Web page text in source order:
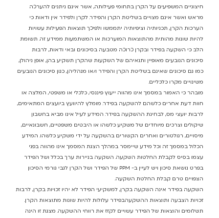
חיצוניים המשפיעים על הקרן בתחומי פעילותה, אשר אינם ניתנים להערכה
מראש ואשר אינם מצויים בשליטת הקרן והפידר. לקרן ולפידר אין ודאות כי
הערכות הקרן, תכניותיה וציפיותיה יתממשו ולפיכך תוצאות הפעילות עשויות
להיות שונות מהותית מהתוצאות המוערכות או המשתמעות ממידע זה. תשומת
הלב כי השקעה בפידר ובקרן כרוכה מטבעה בסיכונים ובאי ודאות, לרבות
סיכונים הנובעים מאופיין ותנאיהם של השקעות שהקרן תשקיע בהן, אופן ניהולן,
כמו גם סיכונים שאינם בשליטת הקרן והפידר ו/או מנהליהן, כגון סיכונים הנובעים
משינויים מקרו כלכליים.
מובהר כי האמור במסמך אינו מהווה ייעוץ פיננסי, כלכלי או משפטי, המלצה או
חוות דעת אחרים כלשהם להשקעה בפידר. מומלץ להיוועץ ביועצים המתאימים,
לרבות יועצי מס, לבחינת ההשקעה בפידר. המידע לעיל אינו מביא בחשבון
שיקולים וצרכים מיוחדים של משקיע כלשהו או היבטים משפטיים, חשבונאיים,
מיסויים, רגולטורים ואחרים הקשורים בהשקעה על ידי משקיע כלשהו. המידע
הכלול במסמך זה וכל מידע שיימסר במהלך הצגת המסמך אינו מהווה בפני
עצמו בסיס לקבלת החלטות השקעה. השקעה בניירות ערך בכלל ושל הפידר
בפרט נושאת סיכון ויש לעיין ב- PPM של הפידר ושל הקרן לגבי גורמי הסיכון
הצפויים טרם קבלת החלטת השקעה.
השקעה בפידר אינה השקעה בקרן, למשקיעי הפידר לא יהיו זכויות בקרן, לרבות
זכויות הצבעה ותוצאות ההשקעהבפידר עלולות להיות שונות מתוצאות הקרן.
תשלומים והוצאות של הפידר עשויים לקזז את רווחי ההשקעה. מצגת זו הינה